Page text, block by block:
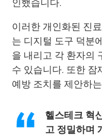
인했습니다.
이러한 개인화된 진
는 디지털 도구 덕분
을 내리고 각 환자의
수 있습니다. 또한 잠
예방 조치를 제안하
헬스테크 혁
고 정밀하며